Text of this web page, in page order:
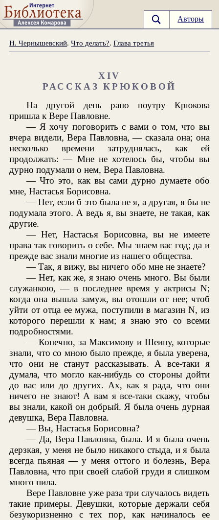
Авторы
Н. Чернышевский.Что делать?.Глава третья
XIV
РАССКАЗ КРЮКОВОЙ
На другой день рано поутру Крюкова
пришла к Вере Павловне.
— Я хочу поговорить с вами о том, что вы
вчера видели, Вера Павловна, — сказала она; она
несколько времени затруднялась, как ей
продолжать: — Мне не хотелось бы, чтобы вы
дурно подумали о нем, Вера Павловна.
— Что это, как вы сами дурно думаете обо
мне, Настасья Борисовна.
— Нет, если б это была не я, а другая, я бы не
подумала этого. А ведь я, вы знаете, не такая, как
другие.
— Нет, Настасья Борисовна, вы не имеете
права так говорить о себе. Мы знаем вас год; да и
прежде вас знали многие из нашего общества.
— Так, я вижу, вы ничего обо мне не знаете?
— Нет, как же, я знаю очень много. Вы были
служанкою, — в последнее время у актрисы N;
когда она вышла замуж, вы отошли от нее; чтоб
уйти от отца ее мужа, поступили в магазин N, из
которого перешли к нам; я знаю это со всеми
подробностями.
— Конечно, за Максимову и Шеину, которые
знали, что со мною было прежде, я была уверена,
что они не станут рассказывать. А все-таки я
думала, что могло как-нибудь со стороны дойти
до вас или до других. Ах, как я рада, что они
ничего не знают! А вам я все-таки скажу, чтобы
вы знали, какой он добрый. Я была очень дурная
девушка, Вера Павловна.
— Вы, Настасья Борисовна?
— Да, Вера Павловна, была. И я была очень
дерзкая, у меня не было никакого стыда, и я была
всегда пьяная — у меня оттого и болезнь, Вера
Павловна, что при своей слабой груди я слишком
много пила.
Вере Павловне уже раза три случалось видеть
такие примеры. Девушки, которые держали себя
безукоризненно с тех пор, как начиналось ее